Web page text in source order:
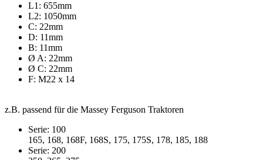
L1: 655mm
L2: 1050mm
C: 22mm
D: 11mm
B: 11mm
Ø A: 22mm
Ø C: 22mm
F: M22 x 14
z.B. passend für die Massey Ferguson Traktoren
Serie: 100
165, 168, 168F, 168S, 175, 175S, 178, 185, 188
Serie: 200